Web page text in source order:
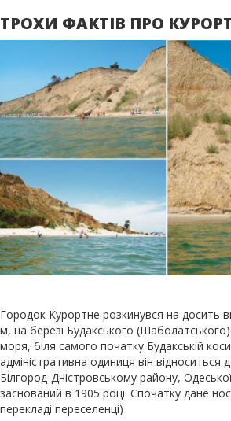
ТРОХИ ФАКТІВ ПРО
Городок Курортне розкинувся на досить
м, на березі Будакського
моря, біля самого початку Будакській
адміністративна одиниця він відноситься
Білгород-Дністровському району,
заснований в 1905 році. Спочатку дане
перекладі переселенці)